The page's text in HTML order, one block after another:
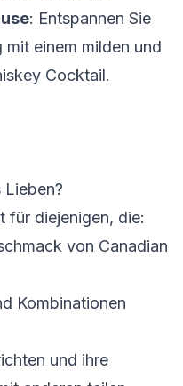
: Entspannen Sie
einem milden und
Cocktail.
für diejenigen, die:
von Canadian
Kombinationen
und ihre